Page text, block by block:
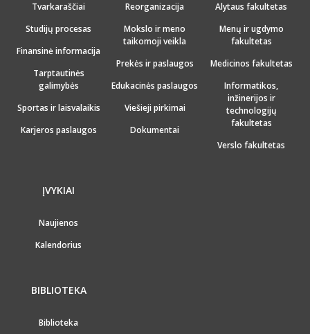
Tvarkaraščiai
Studijų procesas
Finansinė informacija
Tarptautinės
galimybės
Sportas ir laisvalaikis
Karjeros paslaugos
Reorganizacija
Mokslo ir meno
taikomoji veikla
Prekės ir paslaugos
Edukacinės paslaugos
Viešieji pirkimai
Dokumentai
Alytaus fakultetas
Menų ir ugdymo
fakultetas
Medicinos fakultetas
Informatikos,
inžinerijos ir
technologijų
fakultetas
Verslo fakultetas
ĮVYKIAI
Naujienos
Kalendorius
BIBLIOTEKA
Biblioteka